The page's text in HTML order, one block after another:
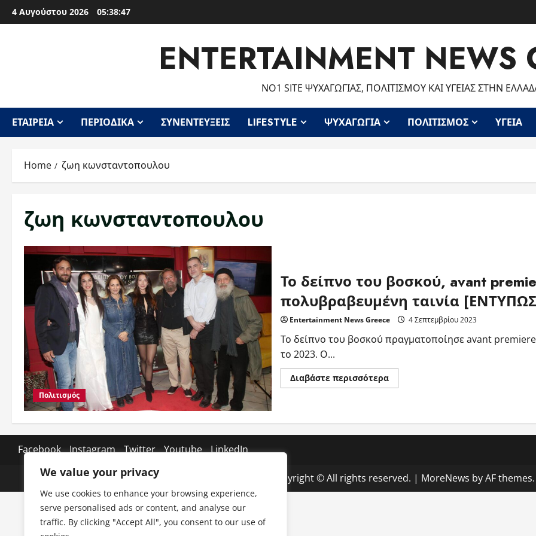
We value your privacy
We use cookies to enhance your browsing experience,
serve personalised ads or content, and analyse our
traffic. By clicking "Accept All", you consent to our use of
Skip
to
4 Αυγούστου 2026 05:38:47
ENTERTAINMENT NEWS
ΝΟ1 SITE ΨΥΧΑΓΩΓΊΑΣ, ΠΟΛΙΤΙΣΜΟΎ ΚΑΙ ΥΓΕΊΑΣ ΣΤΗΝ
ΕΤΑΙΡΕΊΑ ΠΕΡΙΟΔΙΚΆ ΣΥΝΕΝΤΕΎΞΕΙΣ LIFESTYLE ΨΥΧΑΓΩΓΊΑ ΠΟΛΙΤΙΣΜΌΣ ΥΓΕΊΑ
Home ζωη κωνσταντοπουλου
ζωη κωνσταντοπουλου
Πολιτισμός
Το δείπνο του βοσκού, avant
πολυβραβευμένη ταινία
Entertainment News Greece 4 Σεπτεμβρίου 2023
Το δείπνο του βοσκού πραγματοποίησε avant
το 2023. Ο...
Διαβάστε περισσότεραRead
more
avant
πολυβραβευμένη
ταινία
[ΕΝΤΥΠΩΣΕΙΣ]
Facebook Instagram Twitter Youtube LinkedIn
Copyright © All rights reserved. | MoreNews by AF themes.